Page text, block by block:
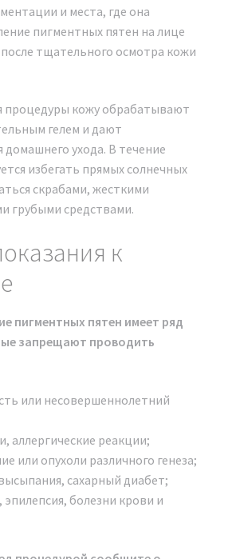
и места, где она
пигментных пятен на лице
тщательного осмотра кожи
процедуры кожу обрабатывают
гелем и дают
ухода. В течение
избегать прямых солнечных
скрабами, жесткими
грубыми средствами.
к
пигментных пятен имеет ряд
запрещают проводить
или несовершеннолетний
аллергические реакции;
или опухоли различного генеза;
сахарный диабет;
эпилепсия, болезни крови и